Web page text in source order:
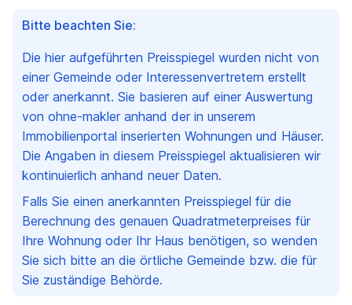
Bitte beachten Sie:
Die hier aufgeführten Preisspiegel wurden nicht von
einer Gemeinde oder Interessenvertretern erstellt
oder anerkannt. Sie basieren auf einer Auswertung
von ohne-makler anhand der in unserem
Immobilienportal inserierten Wohnungen und Häuser.
Die Angaben in diesem Preisspiegel aktualisieren wir
kontinuierlich anhand neuer Daten.
Falls Sie einen anerkannten Preisspiegel für die
Berechnung des genauen Quadratmeterpreises für
Ihre Wohnung oder Ihr Haus benötigen, so wenden
Sie sich bitte an die örtliche Gemeinde bzw. die für
Sie zuständige Behörde.